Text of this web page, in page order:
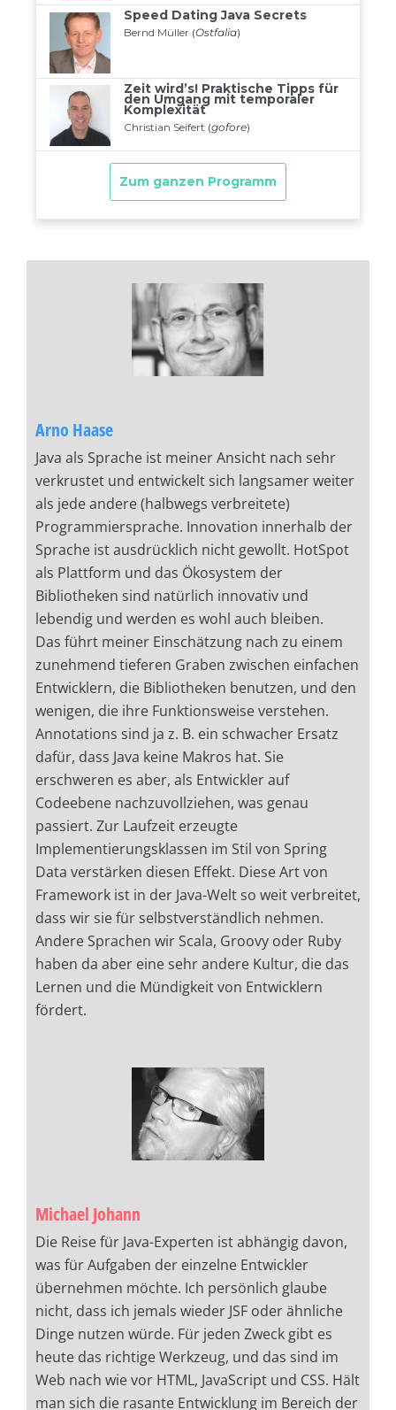
Arno Haase
Java als Sprache ist meiner Ansicht nach sehr
verkrustet und entwickelt sich langsamer weiter
als jede andere (halbwegs verbreitete)
Programmiersprache. Innovation innerhalb der
Sprache ist ausdrücklich nicht gewollt. HotSpot
als Plattform und das Ökosystem der
Bibliotheken sind natürlich innovativ und
lebendig und werden es wohl auch bleiben.
Das führt meiner Einschätzung nach zu einem
zunehmend tieferen Graben zwischen einfachen
Entwicklern, die Bibliotheken benutzen, und den
wenigen, die ihre Funktionsweise verstehen.
Annotations sind ja z. B. ein schwacher Ersatz
dafür, dass Java keine Makros hat. Sie
erschweren es aber, als Entwickler auf
Codeebene nachzuvollziehen, was genau
passiert. Zur Laufzeit erzeugte
Implementierungsklassen im Stil von Spring
Data verstärken diesen Effekt. Diese Art von
Framework ist in der Java-Welt so weit verbreitet,
dass wir sie für selbstverständlich nehmen.
Andere Sprachen wir Scala, Groovy oder Ruby
haben da aber eine sehr andere Kultur, die das
Lernen und die Mündigkeit von Entwicklern
fördert.
Michael Johann
Die Reise für Java-Experten ist abhängig davon,
was für Aufgaben der einzelne Entwickler
übernehmen möchte. Ich persönlich glaube
nicht, dass ich jemals wieder JSF oder ähnliche
Dinge nutzen würde. Für jeden Zweck gibt es
heute das richtige Werkzeug, und das sind im
Web nach wie vor HTML, JavaScript und CSS. Hält
man sich die rasante Entwicklung im Bereich der